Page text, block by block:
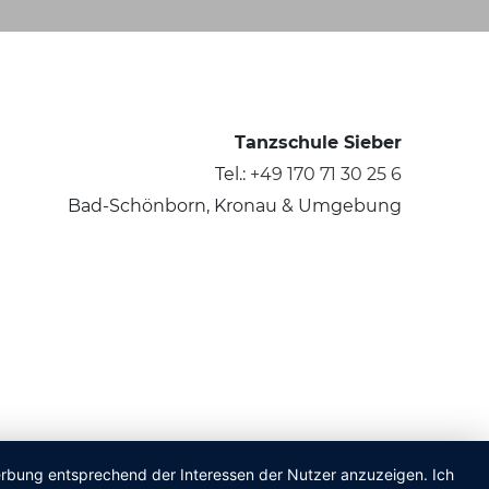
entsprechend der Interessen der Nutzer anzuzeigen. Ich
Tanzschule Sieber
Tel.: +49 170 71 30 25 6
Bad-Schönborn, Kronau & Umgebung